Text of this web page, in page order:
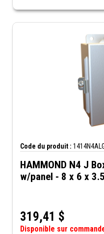
Code du produit :
HAMMOND N4 J
w/panel - 8 x 6 x
319,41 $
Disponible sur